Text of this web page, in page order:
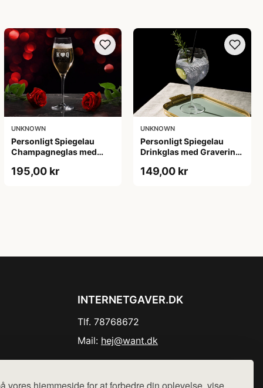
UNKNOWN
Personligt Spiegelau
Champagneglas med
195,00 kr
UNKNOWN
Personligt Spiegelau
Drinkglas med Gravering
149,00 kr
INTERNETGAVER.DK
Tlf. 78768672
Mail: hej@want.dk